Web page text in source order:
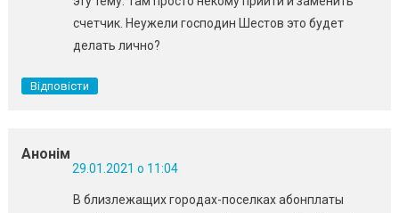
счетчик. Неужели господин Шестов это будет
делать лично?
Відповісти
Анонім
29.01.2021 о 11:04
В близлежащих городах-поселках абонплаты